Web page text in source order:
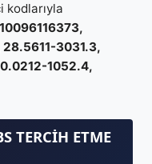
kodlarıyla
3031.3,
1052.4,
TERCIH ETME